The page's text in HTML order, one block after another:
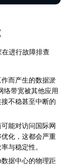
进行故障排查
作而产生的数据淤
络带宽被其他应用
不稳甚至中断的
能对访问国际网
化，这都会严重
与稳定性。
据中心的物理距